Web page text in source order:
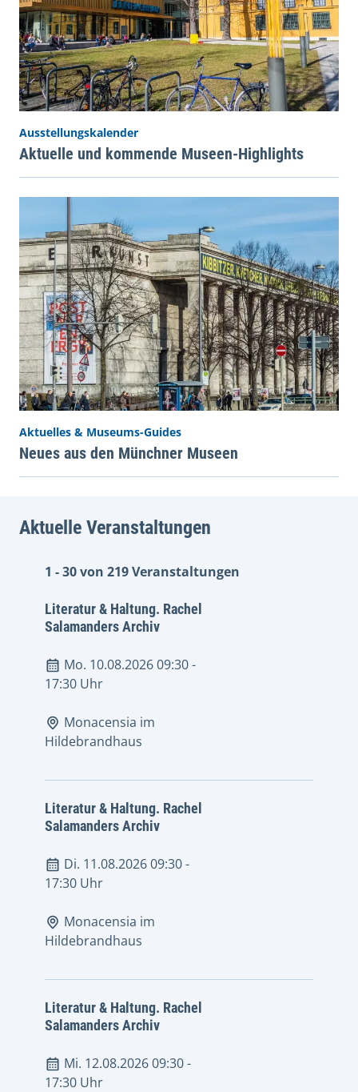
Ausstellungskalender
Aktuelle und kommende Museen-Highlights
Aktuelles & Museums-Guides
Neues aus den Münchner Museen
Aktuelle Veranstaltungen
1 - 30 von 219 Veranstaltungen
Literatur & Haltung. Rachel
Salamanders Archiv
Mo. 10.08.2026 09:30-
17:30 Uhr
Monacensia im
Hildebrandhaus
Literatur & Haltung. Rachel
Salamanders Archiv
Di. 11.08.2026 09:30-
17:30 Uhr
Monacensia im
Hildebrandhaus
Literatur & Haltung. Rachel
Salamanders Archiv
Mi. 12.08.2026 09:30-
17:30 Uhr